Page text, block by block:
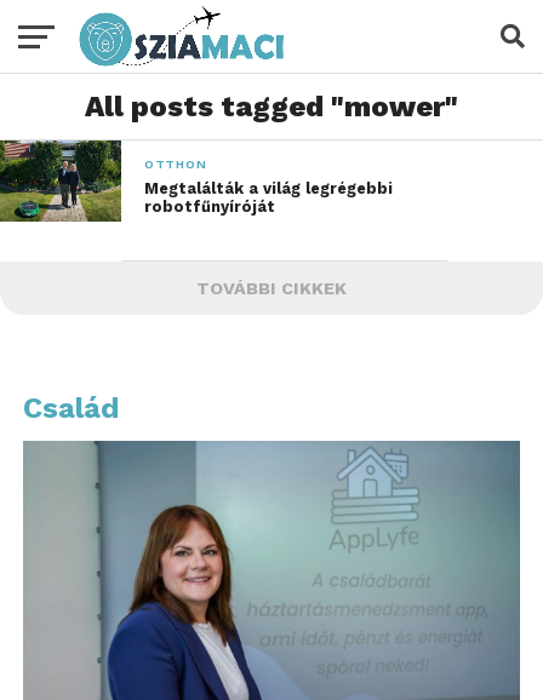
All posts tagged "mower"
OTTHON
Megtalálták a világ legrégebbi
robotfűnyíróját
TOVÁBBI CIKKEK
Család